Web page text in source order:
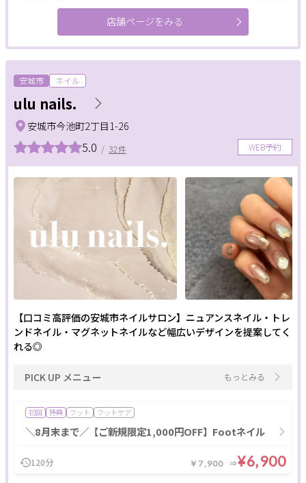
店舗ページをみる
安城市 ネイル
ulu nails.
WEB予約
5.0 / 32件
安城市今池町2丁目1-26
【口コミ高評価の安城市ネイルサロン】ニュアンスネイル・トレ
ンドネイル・マグネットネイルなど幅広いデザインを提案してく
れる◎
PICK UP メニュー もっとみる
初回 特典 フット フットケア
＼8月末まで／【ご新規限定1,000円OFF】Footネイル
120分 ￥7,900 ¥6,900